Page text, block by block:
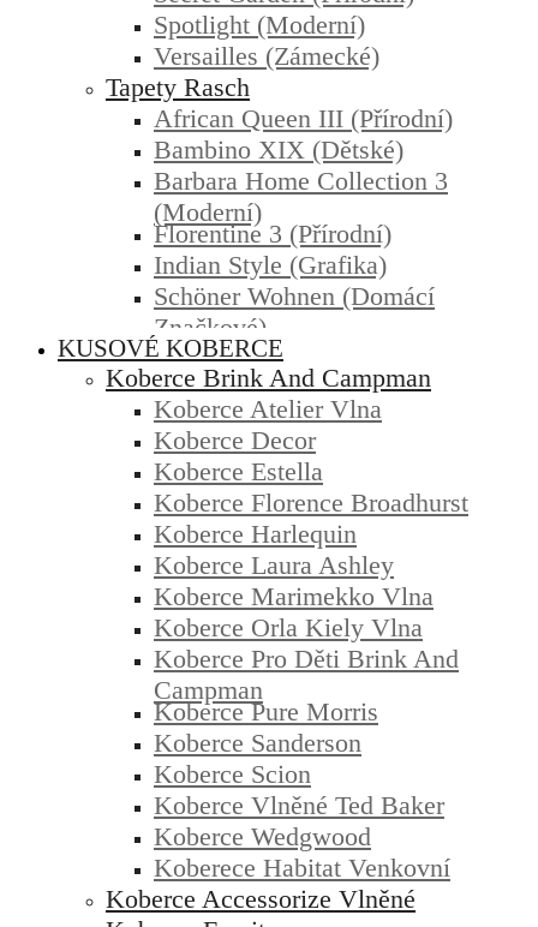
Spotlight (moderní)
Versailles (zámecké)
Tapety Rasch
African Queen III (přírodní)
Bambino XIX (dětské)
Barbara Home Collection 3
(moderní)
Florentine 3 (přírodní)
Indian Style (grafika)
Schöner Wohnen (domácí
Značkové)
KUSOVÉ KOBERCE
Koberce Brink And Campman
Koberce Atelier Vlna
Koberce Decor
Koberce Estella
Koberce Florence Broadhurst
Koberce Harlequin
Koberce Laura Ashley
Koberce Marimekko Vlna
Koberce Orla Kiely Vlna
Koberce Pro Děti Brink And
Campman
Koberce Pure Morris
Koberce Sanderson
Koberce Scion
Koberce Vlněné Ted Baker
Koberce Wedgwood
Koberece Habitat Venkovní
Koberce Accessorize Vlněné